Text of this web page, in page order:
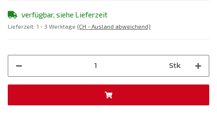
verfügbar, siehe Lieferzeit
Lieferzeit: 1 - 3 Werktage (CH - Ausland abweichend)
Stk